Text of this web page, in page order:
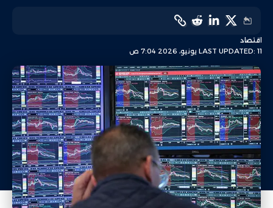
LAST UPDATED: 11 يونيو، 2026 7:04 ص
اقتصاد